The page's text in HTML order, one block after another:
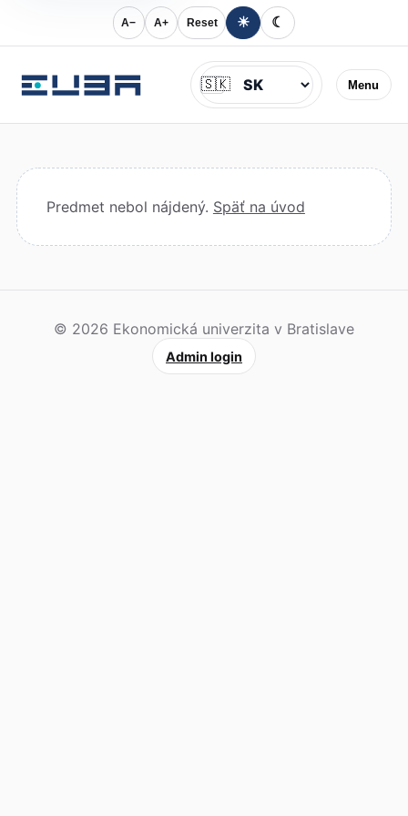
A− A+ Reset ☀ ☾
Menu
Jazyk
🇸🇰
Predmet nebol nájdený. Späť na úvod
© 2026 Ekonomická univerzita v Bratislave
Admin login